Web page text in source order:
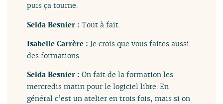
puis ça tourne.
Selda Besnier :Tout à fait.
Isabelle Carrère :Je crois que vous faites aussi
des formations.
Selda Besnier :On fait de la formation les
mercredis matin pour le logiciel libre. En
général c’est un atelier en trois fois, mais si on